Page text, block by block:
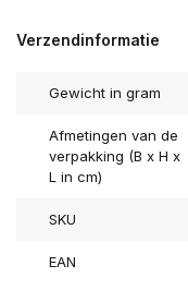
Verzendinformatie
Gewicht in gram
Afmetingen van de
verpakking (B x H x
L in cm)
SKU
EAN